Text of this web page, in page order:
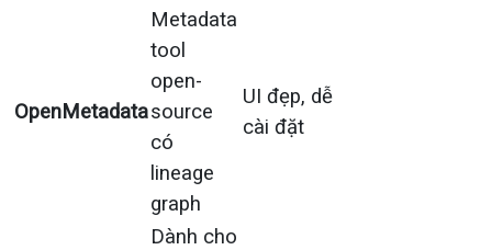
OpenMetadata
Metadata
tool
open-
source
có
lineage
graph
UI đẹp, dễ
cài đặt
Dành cho